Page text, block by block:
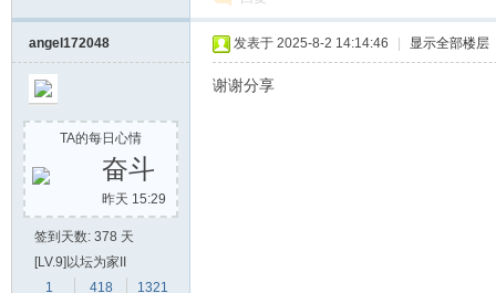
angel172048
TA的每日心情
奋斗
昨天 15:29
签到天数: 378 天
[LV.9]以坛为家II
1
418
1321
发表于 2025-8-2 14:14:46 显示全部楼层
谢谢分享